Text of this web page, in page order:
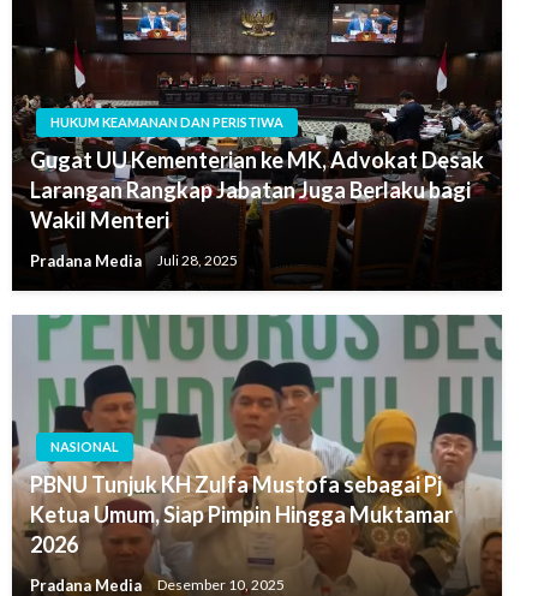
HUKUM KEAMANAN DAN PERISTIWA
Gugat UU Kementerian ke MK, Advokat Desak
Larangan Rangkap Jabatan Juga Berlaku bagi
Wakil Menteri
Pradana Media Juli 28, 2025
NASIONAL
PBNU Tunjuk KH Zulfa Mustofa sebagai Pj
Ketua Umum, Siap Pimpin Hingga Muktamar
2026
Pradana Media Desember 10, 2025